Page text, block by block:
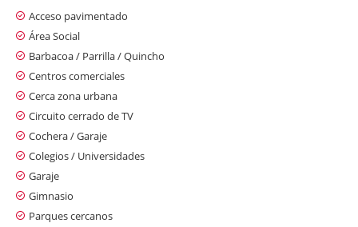
Acceso pavimentado
Área Social
Barbacoa / Parrilla / Quincho
Centros comerciales
Cerca zona urbana
Circuito cerrado de TV
Cochera / Garaje
Colegios / Universidades
Garaje
Gimnasio
Parques cercanos